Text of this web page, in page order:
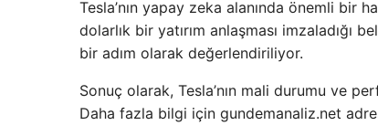
Tesla’nın yapay zeka alanında önemli bir
dolarlık bir yatırım anlaşması imzaladığı
bir adım olarak değerlendiriliyor.
Sonuç olarak, Tesla’nın mali durumu ve
Daha fazla bilgi için gundemanaliz.net